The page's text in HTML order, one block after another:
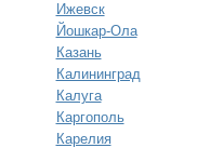
Ижевск
Йошкар-Ола
Казань
Калининград
Калуга
Каргополь
Карелия